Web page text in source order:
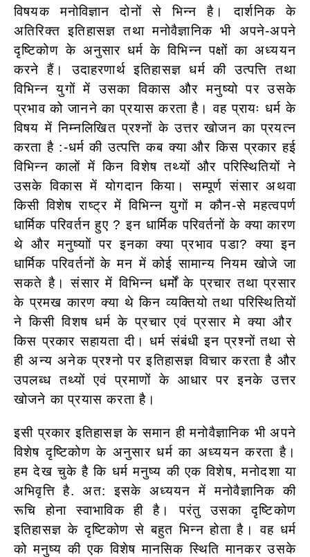
विषयक मनोविज्ञान दोनों से भिन्न है। दार्शनिक के
अतिरिक्त इतिहासज्ञ तथा मनोवैज्ञानिक भी अपने-अपने
दृष्टिकोण के अनुसार धर्म के विभिन्न पक्षों का अध्ययन
करने हैं। उदाहरणार्थ इतिहासज्ञ धर्म की उत्पत्ति तथा
विभिन्न युगों में उसका विकास और मनुष्यो पर उसके
प्रभाव को जानने का प्रयास करता है। वह प्रायः धर्म के
विषय में निम्नलिखित प्रश्नों के उत्तर खोजन का प्रयत्न
करता है :-धर्म की उत्पत्ति कब क्या और किस प्रकार हई
विभिन्न कालों में किन विशेष तथ्यों और परिस्थितियों ने
उसके विकास में योगदान किया। सम्पूर्ण संसार अथवा
किसी विशेष राष्ट्र में विभिन्न युगाें म कौन-से महत्वपर्ण
धार्मिक परिवर्तन हुए ? इन धार्मिक परिवर्तनों के क्या कारण
थे और मनुष्याों पर इनका क्या प्रभाव पडा? क्या इन
धार्मिक परिवर्तनों के मन में कोई सामान्य नियम खोजे जा
सकते है।संसार में विभिन्न धर्मों के प्रचार तथा प्रसार
के प्रमख कारण क्या थे किन व्यक्तियो तथा परिस्थितियों
ने किसी विशष धर्म के प्रचार एवं प्रसार मे क्या और
किस प्रकार सहायता दी। धर्म संबंधी इन प्रश्नों तथा से
ही अन्य अनेक प्रश्नो पर इतिहासज्ञ विचार करता है और
उपलब्ध तथ्यों एवं प्रमाणों के आधार पर इनके उत्तर
खोजने का प्रयास करता है।
इसी प्रकार इतिहासज्ञ के समान ही मनोवैज्ञानिक भी अपने
विशेष दृष्टिकोण के अनुसार धर्म का अध्ययन करता है।
हम देख चुके है कि धर्म मनुष्य की एक विशेष, मनोदशा या
अभिवृत्ति है. अत: इसके अध्ययन में मनोवैज्ञानिक की
रूचि होना स्वाभाविक ही है। परंतु उसका दृष्टिकोण
इतिहासज्ञ के दृष्टिकोण से बहुत भिन्न होता है। वह धर्म
को मनुष्य की एक विशेष मानसिक स्थिति मानकर उसके